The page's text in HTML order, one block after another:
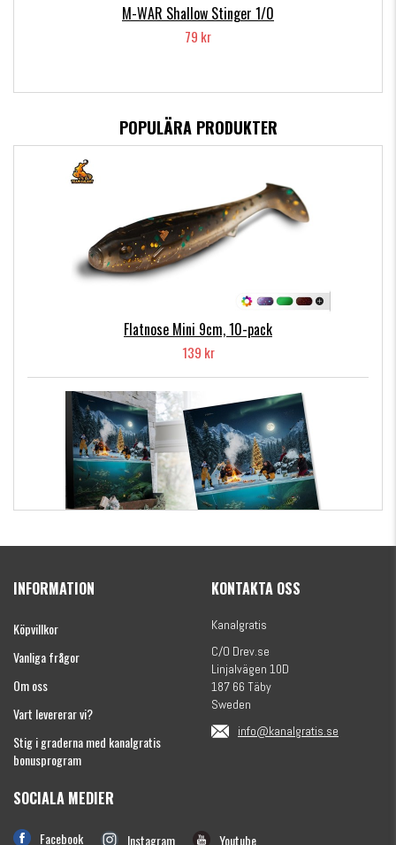
M-WAR Shallow Stinger 1/0
79 kr
POPULÄRA PRODUKTER
Flatnose Mini 9cm, 10-pack
139 kr
(julkalender)
INFORMATION
Köpvillkor
Vanliga frågor
Om oss
Vart levererar vi?
Stig i graderna med kanalgratis
bonusprogram
KONTAKTA OSS
Kanalgratis
C/O Drev.se
Linjalvägen 10D
187 66 Täby
Sweden
info@kanalgratis.se
SOCIALA MEDIER
Facebook Instagram Youtube